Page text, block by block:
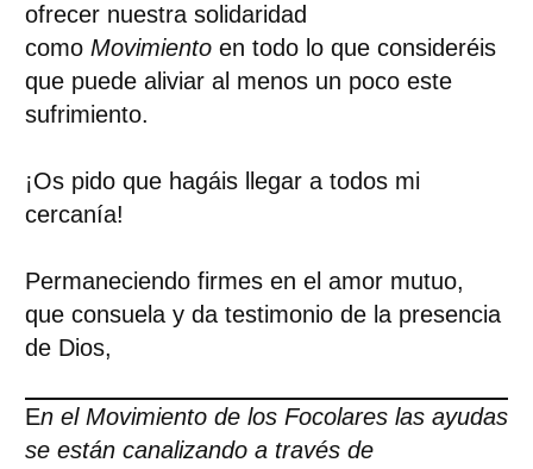
ofrecer nuestra solidaridad
como Movimiento en todo lo que consideréis
que puede aliviar al menos un poco este
sufrimiento.
¡Os pido que hagáis llegar a todos mi
cercanía!
Permaneciendo firmes en el amor mutuo,
que consuela y da testimonio de la presencia
de Dios,
En el Movimiento de los Focolares las ayudas
se están canalizando a través de